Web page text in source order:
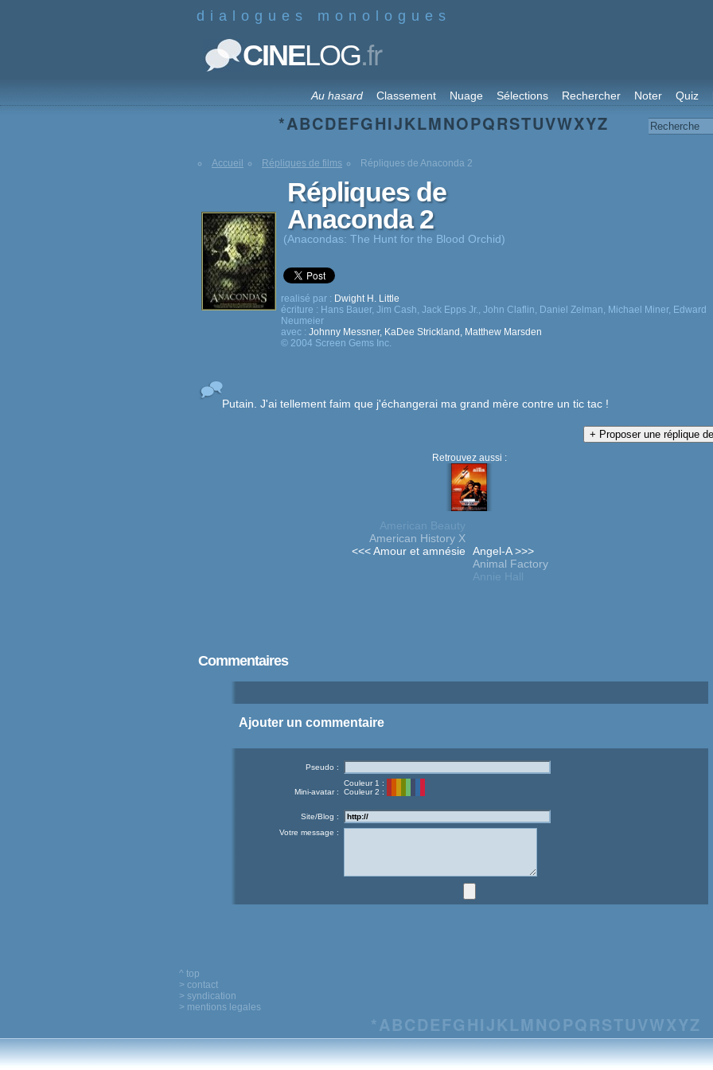
dialogues monologues
CINELOG.fr
Au hasard Classement Nuage Sélections Rechercher Noter Quiz
*ABCDEFGHIJKLMNOPQRSTUVWXYZ
Accueil Répliques de films Répliques de Anaconda 2
Répliques de
Anaconda 2
(Anacondas: The Hunt for the Blood Orchid)
realisé par : Dwight H. Little
écriture : Hans Bauer, Jim Cash, Jack Epps Jr., John Claflin, Daniel Zelman, Michael Miner, Edward
Neumeier
avec : Johnny Messner, KaDee Strickland , Matthew Marsden
© 2004 Screen Gems Inc.
Putain. J'ai tellement faim que j'échangerai ma grand mère contre un tic tac !
Retrouvez aussi :
American Beauty
American History X
<<< Amour et amnésie
Angel-A >>>
Animal Factory
Annie Hall
Commentaires
Ajouter un commentaire
Pseudo :
Mini-avatar :
Couleur 1 :
Couleur 2 :
Site/Blog :
Votre message :
^ top
> contact
> syndication
> mentions legales
*ABCDEFG HIJ KLM NO PQRSTUVWXYZ